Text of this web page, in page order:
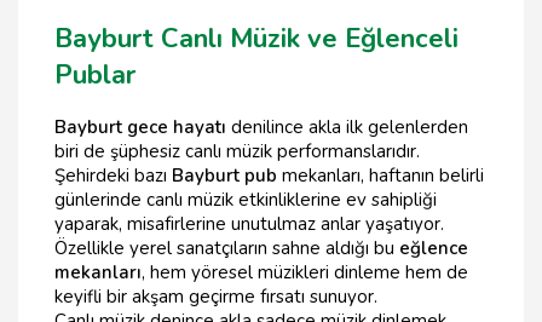
Bayburt Canlı Müzik ve Eğlenceli
Publar
Bayburt gece hayatı denilince akla ilk gelenlerden
biri de şüphesiz canlı müzik performanslarıdır.
Şehirdeki bazı Bayburt pub mekanları, haftanın belirli
günlerinde canlı müzik etkinliklerine ev sahipliği
yaparak, misafirlerine unutulmaz anlar yaşatıyor.
Özellikle yerel sanatçıların sahne aldığı bu eğlence
mekanları, hem yöresel müzikleri dinleme hem de
keyifli bir akşam geçirme fırsatı sunuyor.